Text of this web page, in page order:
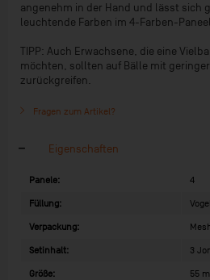
angenehm in der Hand und lässt sich
leuchtende Farben im 4-Farben-
TIPP: Auch Erwachsene, die eine
möchten, sollten auf Bälle mit
zurückgreifen.
Fragen zum Artikel?
Eigenschaften
Panele: 4
Füllung:
Verpackung:
Setinhalt: 3
Größe: 55